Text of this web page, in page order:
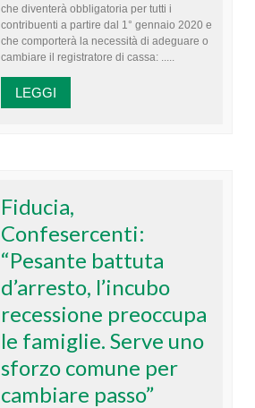
che diventerà obbligatoria per tutti i
contribuenti a partire dal 1° gennaio 2020 e
che comporterà la necessità di adeguare o
cambiare il registratore di cassa: .....
LEGGI
Fiducia,
Confesercenti:
“Pesante battuta
d’arresto, l’incubo
recessione preoccupa
le famiglie. Serve uno
sforzo comune per
cambiare passo”